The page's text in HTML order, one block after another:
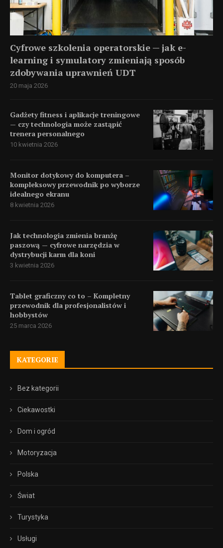
Cyfrowe szkolenia operatorskie — jak e-
learning i symulatory zmieniają sposób
zdobywania uprawnień UDT
20 maja 2026
Gadżety fitness i aplikacje treningowe
— czy technologia może zastąpić
trenera personalnego
10 kwietnia 2026
Monitor dotykowy do komputera –
kompleksowy przewodnik po wyborze
idealnego ekranu
8 kwietnia 2026
Jak technologia zmienia branżę
paszową — cyfrowe narzędzia w
dystrybucji karm dla koni
3 kwietnia 2026
Tablet graficzny co to – Kompletny
przewodnik dla profesjonalistów i
hobbystów
25 marca 2026
KATEGORIE
Bez kategorii
Ciekawostki
Dom i ogród
Motoryzacja
Polska
Świat
Turystyka
Usługi